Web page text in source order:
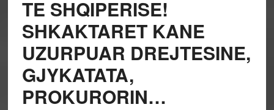
TE SHQIPERISE!
SHKAKTARET KANE
UZURPUAR DREJTESINE,
GJYKATATA,
PROKURORIN…